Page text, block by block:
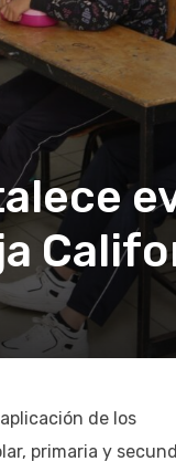
de los
primaria y